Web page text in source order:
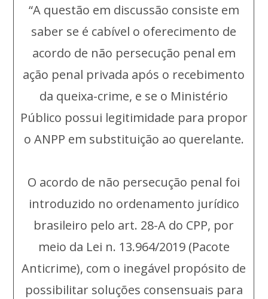
“A questão em discussão consiste em
saber se é cabível o oferecimento de
acordo de não persecução penal em
ação penal privada após o recebimento
da queixa-crime, e se o Ministério
Público possui legitimidade para propor
o ANPP em substituição ao querelante.
O acordo de não persecução penal foi
introduzido no ordenamento jurídico
brasileiro pelo art. 28-A do CPP, por
meio da Lei n. 13.964/2019 (Pacote
Anticrime), com o inegável propósito de
possibilitar soluções consensuais para